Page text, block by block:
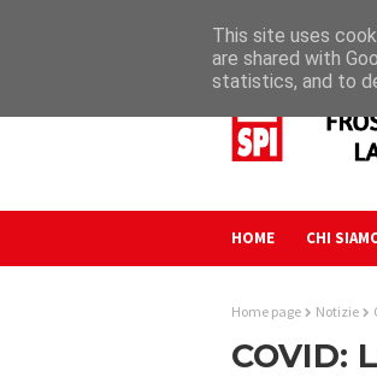
HOME CHI
Home page Notizie
COVID:
This site uses
are shared with
statistics, and to